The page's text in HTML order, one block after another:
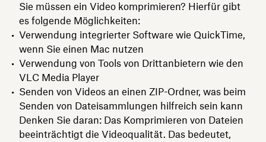
Sie müssen ein Video komprimieren? Hierfür gibt
es folgende Möglichkeiten:
Verwendung integrierter Software wie QuickTime,
wenn Sie einen Mac nutzen
Verwendung von Tools von Drittanbietern wie den
VLC Media Player
Senden von Videos an einen ZIP-Ordner, was beim
Senden von Dateisammlungen hilfreich sein kann
Denken Sie daran: Das Komprimieren von Dateien
beeinträchtigt die Videoqualität. Das bedeutet,